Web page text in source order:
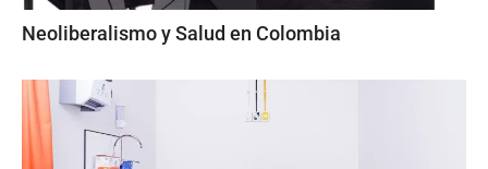
Neoliberalismo y Salud en Colombia